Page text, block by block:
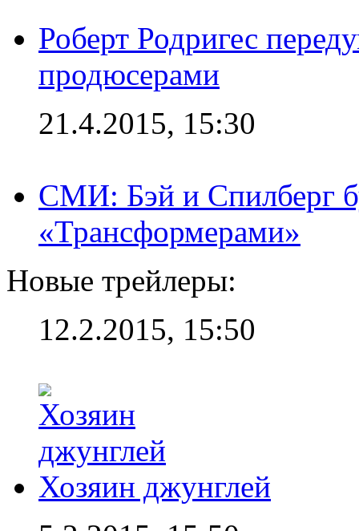
Роберт Родригес
продюсерами
21.4.2015, 15:30
СМИ: Бэй и Спилберг
«Трансформерами»
Новые трейлеры:
12.2.2015, 15:50
Хозяин джунглей